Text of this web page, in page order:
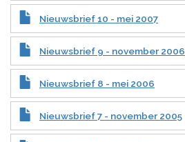
Nieuwsbrief 10 - mei 2007
Nieuwsbrief 9 - november 2006
Nieuwsbrief 8 - mei 2006
Nieuwsbrief 7 - november 2005